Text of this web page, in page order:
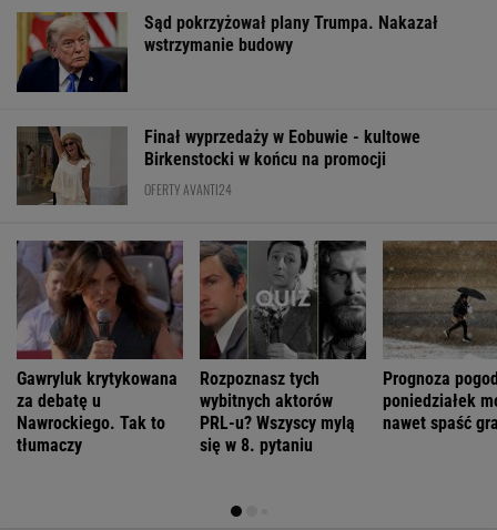
Sąd pokrzyżował plany Trumpa. Nakazał
wstrzymanie budowy
Finał wyprzedaży w Eobuwie - kultowe
Birkenstocki w końcu na promocji
OFERTY AVANTI24
Gawryluk krytykowana
za debatę u
Nawrockiego. Tak to
tłumaczy
Rozpoznasz tych
wybitnych aktorów
PRL-u? Wszyscy mylą
się w 8. pytaniu
Prognoza
poniedziałek
nawet spaść